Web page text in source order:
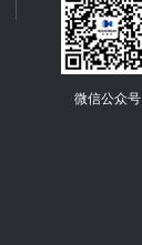
微信公众号